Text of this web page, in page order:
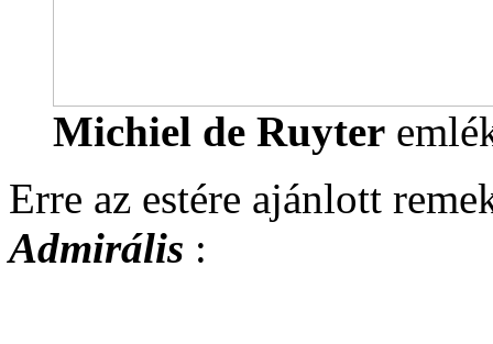
Michiel de Ruyter
Erre az estére ajánlott
Admirális :